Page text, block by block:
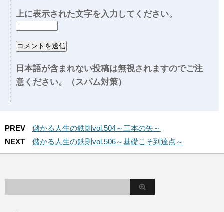
上に表示された文字を入力してください。
日本語が含まれない投稿は無視されますのでご注
意ください。（スパム対策）
PREV
儲かる人生の鉄則vol.504～三本の矢～
NEXT
儲かる人生の鉄則vol.506～基礎こそ到達点～